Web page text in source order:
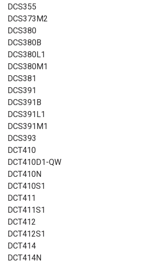
DCS355
DCS373M2
DCS380
DCS380B
DCS380L1
DCS380M1
DCS381
DCS391
DCS391B
DCS391L1
DCS391M1
DCS393
DCT410
DCT410D1-QW
DCT410N
DCT410S1
DCT411
DCT411S1
DCT412
DCT412S1
DCT414
DCT414N